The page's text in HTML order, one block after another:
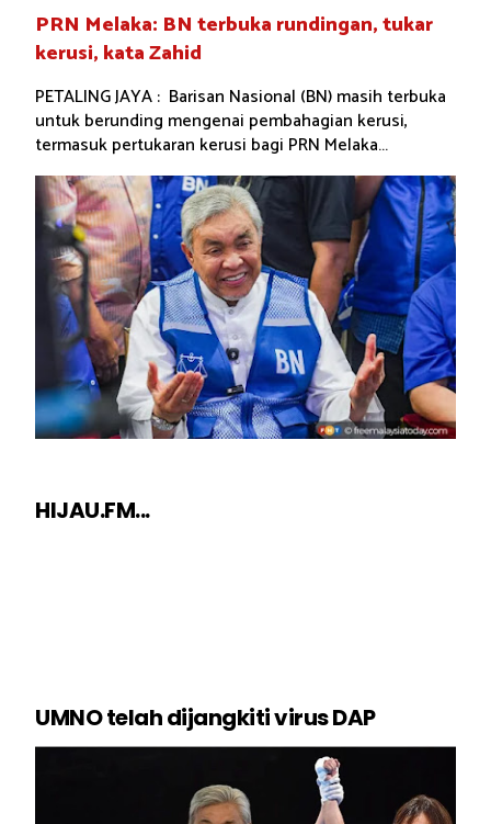
PRN Melaka: BN terbuka rundingan, tukar
kerusi, kata Zahid
PETALING JAYA : Barisan Nasional (BN) masih terbuka
untuk berunding mengenai pembahagian kerusi,
termasuk pertukaran kerusi bagi PRN Melaka...
HIJAU.FM...
UMNO telah dijangkiti virus DAP